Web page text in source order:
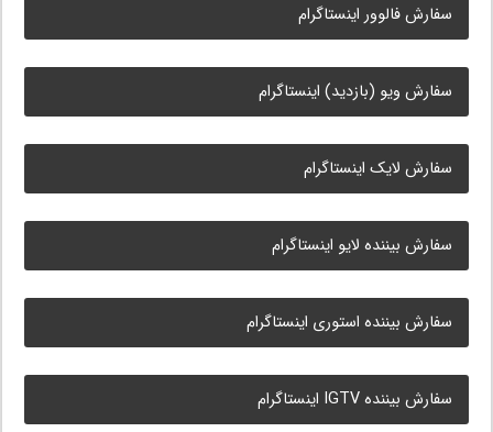
سفارش فالوور اینستاگرام
سفارش ویو (بازدید) اینستاگرام
سفارش لایک اینستاگرام
سفارش بیننده لایو اینستاگرام
سفارش بیننده استوری اینستاگرام
سفارش بیننده IGTV اینستاگرام